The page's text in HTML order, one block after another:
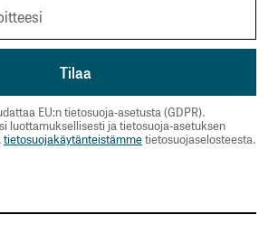
EU:n tietosuoja-asetusta (GDPR).
luottamuksellisesti ja tietosuoja-asetuksen
tietosuojakäytänteistämmetietosuojaselosteesta.